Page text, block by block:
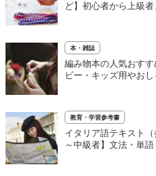
ど】初心者から上級者
本・雑誌
編み物本の人気おす
ビー・キッズ用やお
教育・学習参考書
イタリア語テキスト
～中級者】文法・単語